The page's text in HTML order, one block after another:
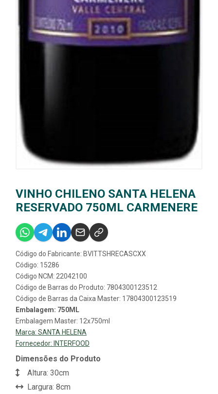
VINHO CHILENO SANTA HELENA
RESERVADO 750ML CARMENERE
Código do Fabricante: BVITTSHRECASCXX
Código: 15286
Código NCM: 22042100
Código de Barras do Produto: 7804300123512
Código de Barras da Caixa Master: 17804300123519
Embalagem: 750ML
Embalagem Master: 12x750ml
Marca: SANTA HELENA
Fornecedor: INTERFOOD
Dimensões do Produto
Altura: 30cm
Largura: 8cm